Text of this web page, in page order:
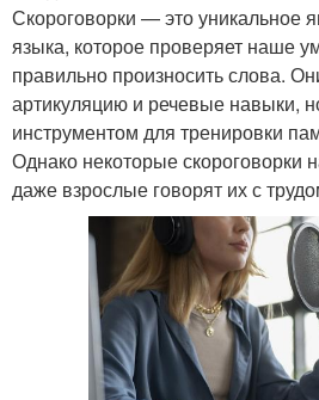
Скороговорки — это уникальное
языка, которое проверяет наше
правильно произносить слова.
артикуляцию и речевые навыки,
инструментом для тренировки
Однако некоторые скороговорки
даже взрослые говорят их с